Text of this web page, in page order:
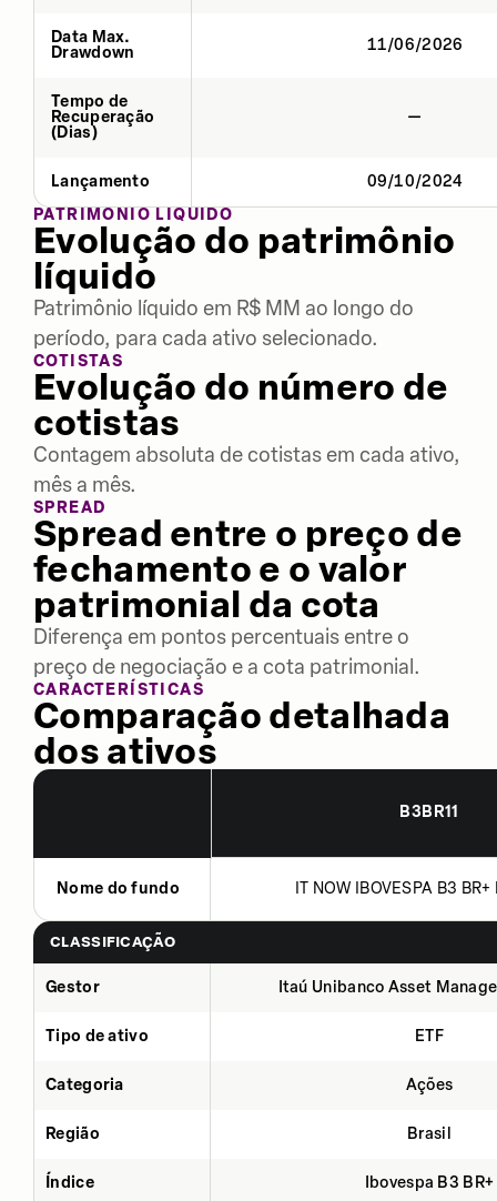
Data Max.
Drawdown
11/06/2026
Tempo de
Recuperação
(Dias)
—
Lançamento
09/10/2024
PATRIMÔNIO LÍQUIDO
Evolução do patrimônio
líquido
Patrimônio líquido em R$ MM ao longo do
período, para cada ativo selecionado.
COTISTAS
Evolução do número de
cotistas
Contagem absoluta de cotistas em cada ativo,
mês a mês.
SPREAD
Spread entre o preço de
fechamento e o valor
patrimonial da cota
Diferença em pontos percentuais entre o
preço de negociação e a cota patrimonial.
CARACTERÍSTICAS
Comparação detalhada
dos ativos
B3BR11
Nome do fundo IT NOW IBOVESPA B3
CLASSIFICAÇÃO
Gestor Itaú Unibanco Asset
Tipo de ativo ETF
Categoria Ações
Região Brasil
Índice Ibovespa B3 BR+